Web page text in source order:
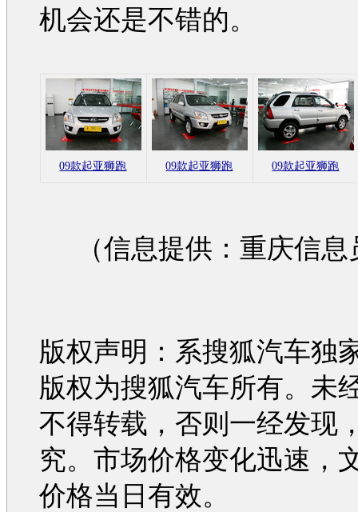
机会还是不错的。
09款起亚狮跑 09款起亚狮跑 09款起亚狮跑
（信息提供：重庆信
版权声明：系搜狐汽车独
版权为搜狐汽车所有。未
不得转载，否则一经发现
究。市场价格变化迅速，
价格当日有效。